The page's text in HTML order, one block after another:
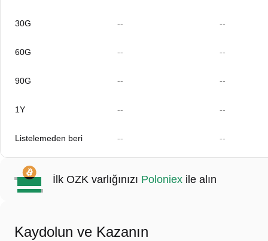
30G -- --
60G -- --
90G -- --
1Y -- --
Listelemeden beri -- --
İlk OZK varlığınızı Poloniex ile alın
Kaydolun ve Kazanın